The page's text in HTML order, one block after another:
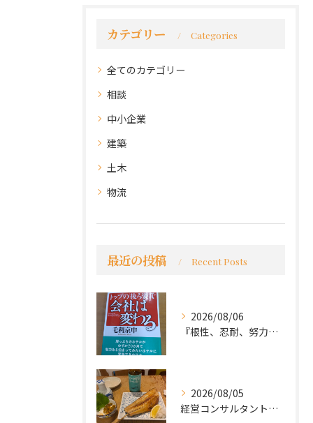
カテゴリー Categories
全てのカテゴリー
相談
中小企業
建築
土木
物流
最近の投稿 Recent Posts
2026/08/06
『根性、忍耐、努力という言葉は死語なのか』
2026/08/05
経営コンサルタントのモーちゃん・毛利京申です。